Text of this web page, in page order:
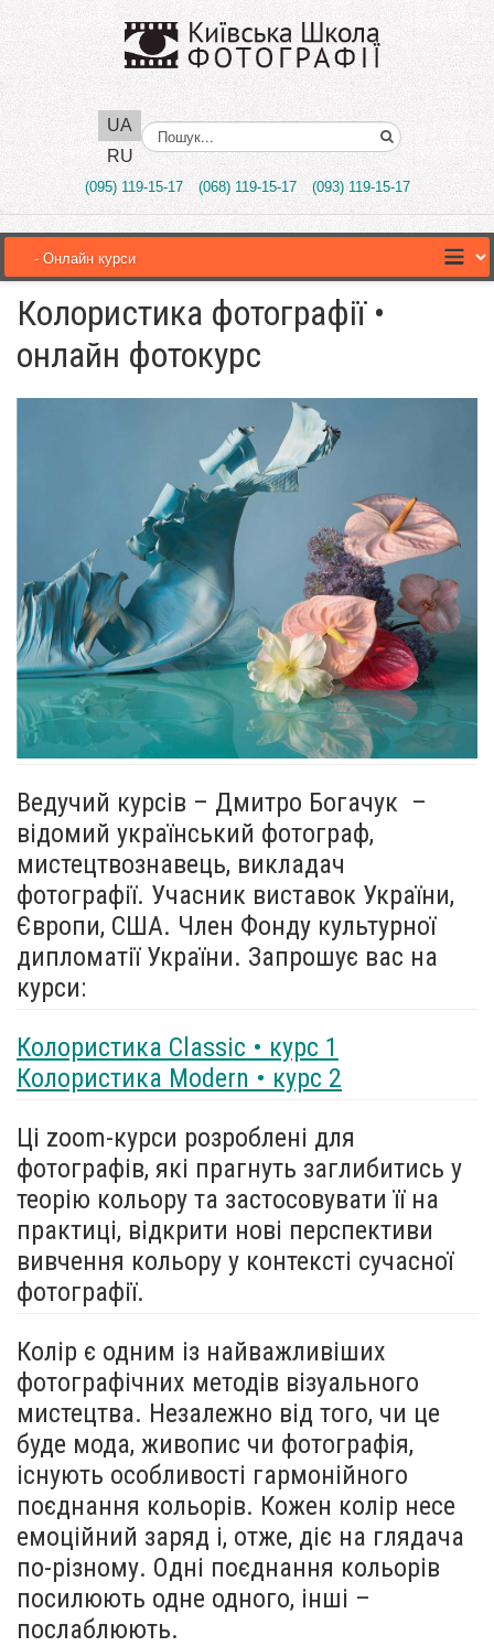
UA
RU
Поиск..
(095) 119-15-17 (068) 119-15-17 (093) 119-15-17
Колористика фотографії •
онлайн фотокурс
Ведучий курсів – Дмитро Богачук –
відомий український фотограф,
мистецтвознавець, викладач
фотографії. Учасник виставок України,
Європи, США. Член Фонду культурної
дипломатії України. Запрошує вас на
курси:
Колористика Classic • курс 1
Колористика Modern • курс 2
Ці zoom-курси розроблені для
фотографів, які прагнуть заглибитись у
теорію кольору та застосовувати її на
практиці, відкрити нові перспективи
вивчення кольору у контексті сучасної
фотографії.
Колір є одним із найважливіших
фотографічних методів візуального
мистецтва. Незалежно від того, чи це
буде мода, живопис чи фотографія,
існують особливості гармонійного
поєднання кольорів. Кожен колір несе
емоційний заряд і, отже, діє на глядача
по-різному. Одні поєднання кольорів
посилюють одне одного, інші –
послаблюють.